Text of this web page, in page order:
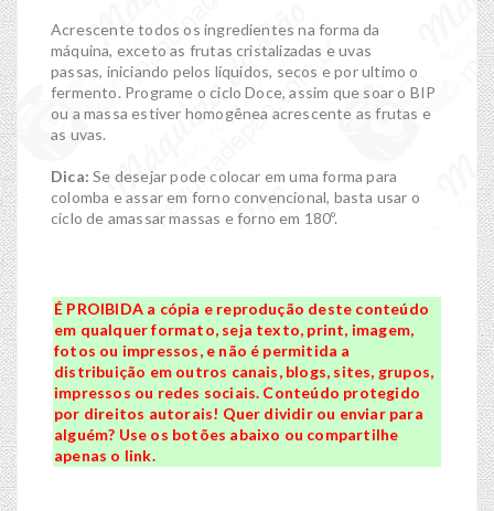
Acrescente todos os ingredientes na forma da
máquina, exceto as frutas cristalizadas e uvas
passas, iniciando pelos líquidos, secos e por ultimo o
fermento. Programe o ciclo Doce, assim que soar o BIP
ou a massa estiver homogênea acrescente as frutas e
as uvas.
Dica: Se desejar pode colocar em uma forma para
colomba e assar em forno convencional, basta usar o
ciclo de amassar massas e forno em 180º.
É PROIBIDA a cópia e reprodução deste conteúdo
em qualquer formato, seja texto, print, imagem,
fotos ou impressos, e não é permitida a
distribuição em outros canais, blogs, sites, grupos,
impressos ou redes sociais. Conteúdo protegido
por direitos autorais! Quer dividir ou enviar para
alguém? Use os botões abaixo ou compartilhe
apenas o link.